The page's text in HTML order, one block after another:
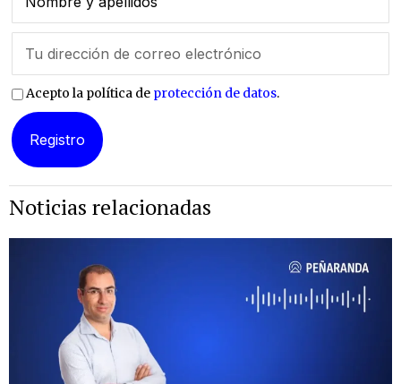
Acepto la política de protección de datos.
Noticias relacionadas